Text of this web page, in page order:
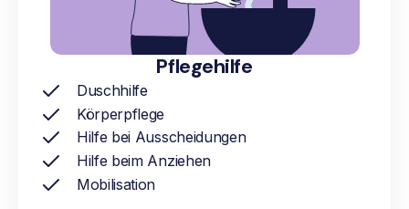
Pflegehilfe
Duschhilfe
Körperpflege
Hilfe bei Ausscheidungen
Hilfe beim Anziehen
Mobilisation